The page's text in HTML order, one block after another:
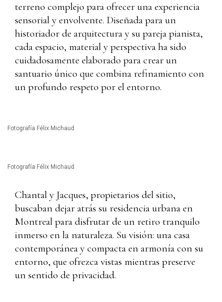
terreno complejo para ofrecer una experiencia
sensorial y envolvente. Diseñada para un
historiador de arquitectura y su pareja pianista,
cada espacio, material y perspectiva ha sido
cuidadosamente elaborado para crear un
santuario único que combina refinamiento con
un profundo respeto por el entorno.
Fotografía Félix Michaud
Fotografía Félix Michaud
Chantal y Jacques, propietarios del sitio,
buscaban dejar atrás su residencia urbana en
Montreal para disfrutar de un retiro tranquilo
inmerso en la naturaleza. Su visión: una casa
contemporánea y compacta en armonía con su
entorno, que ofrezca vistas mientras preserve
un sentido de privacidad.